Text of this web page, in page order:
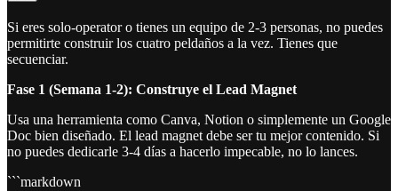
Si eres solo-operator o tienes un equipo de 2-3 personas, no puedes
permitirte construir los cuatro peldaños a la vez. Tienes que
secuenciar.
Fase 1 (Semana 1-2): Construye el Lead Magnet
Usa una herramienta como Canva, Notion o simplemente un Google
Doc bien diseñado. El lead magnet debe ser tu mejor contenido. Si
no puedes dedicarle 3-4 días a hacerlo impecable, no lo lances.
```markdown